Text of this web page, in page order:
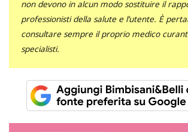
non devono in alcun modo sostituire il
professionisti della salute e l’utente. È
consultare sempre il proprio medico
specialisti.